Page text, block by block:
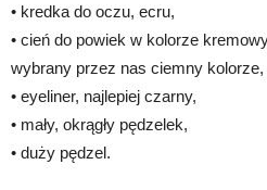
• kredka do oczu, ecru,
• cień do powiek w kolorze
wybrany przez nas ciemny kolorze,
• eyeliner, najlepiej czarny,
• mały, okrągły pędzelek,
• duży pędzel.